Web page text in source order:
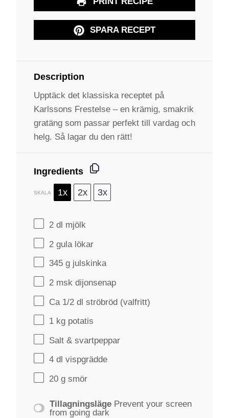
SPARA RECEPT
Description
Upptäck det klassiska receptet på
Karlssons Frestelse – en krämig, smakrik
gratäng som passar perfekt till vardag och
helg. Så lagar du den rätt!
Ingredients
SKALA 1x 2x 3x
2 dl mjölk
2 gula lökar
345 g julskinka
2 msk dijonsenap
Ca 1/2 dl ströbröd (valfritt)
1 kg potatis
Salt & svartpeppar
4 dl vispgrädde
20 g smör
Tillagningsläge Prevent your screen
from going dark